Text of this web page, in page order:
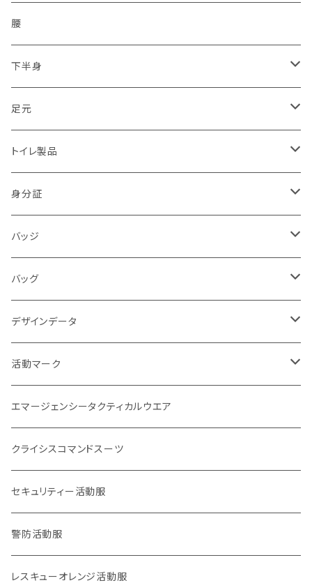
ミリタリー
無線設備
2011.03.11東北沖地震「東日本大震災」
二輪・バイク隊
トライク（3輪）・バギー・ジープ隊
ドローン隊
防犯・警戒・警防活動隊
警察犬・検索犬・救助犬
消防
災害時支援
サバイバルゲーム
企画室
保護
腰
下半身
ひざ
パンツ
足元
ブーツ
中敷
トイレ製品
簡易式
使い捨て
身分証
バッジ
災害時医療情報カード
バッジ
POLICE
映画
活動証
身分証
オフィシャル
バッグ
キャラクター
刺繍パッチ
1点もの
デザインデータ
活動マーク
POLICE EYE
災害事案別
2017九州北部豪雨
2018西日本豪雨
チャリティマーク
KOKONI KITE
オールジャパン支援
活動マーク
トレードマーク
ロイヤリティマーク
通信系
操作・資格・技術・技能系
車両系
エマージェンシータクティカルウエア
クライシスコマンドスーツ
セキュリティー活動服
警防活動服
レスキューオレンジ活動服